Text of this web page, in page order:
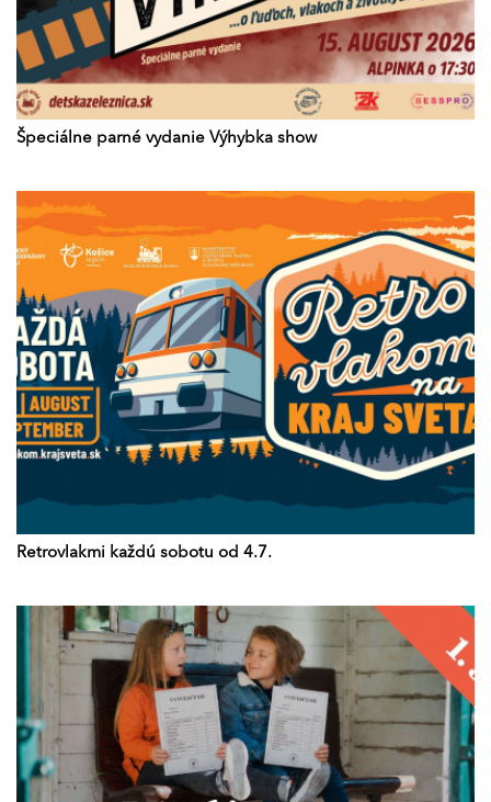
Špeciálne parné vydanie Výhybka show
Retrovlakmi každú sobotu od 4.7.